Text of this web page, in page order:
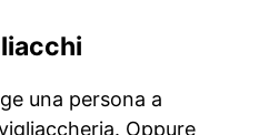
una persona a
Oppure